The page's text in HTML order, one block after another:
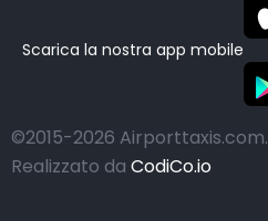
Scarica la nostra app mobile
©2015-2026 Airporttaxis.com.
Realizzato da CodiCo.io